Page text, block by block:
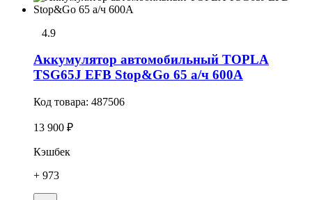
4.9
Аккумулятор автомобильный TOPLA
TSG65J EFB Stop&Go 65 а/ч 600А
Код товара: 487506
13 900 ₽
Кэшбек
+ 973